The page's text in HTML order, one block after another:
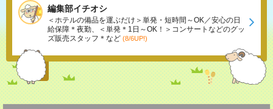
編集部イチオシ
＜ホテルの備品を運ぶだけ＞単発・短時間～OK／安心の日
給保障＊夜勤、＜単発＊1日～OK！＞コンサートなどのグッ
ズ販売スタッフ＊など (8/6UP!)